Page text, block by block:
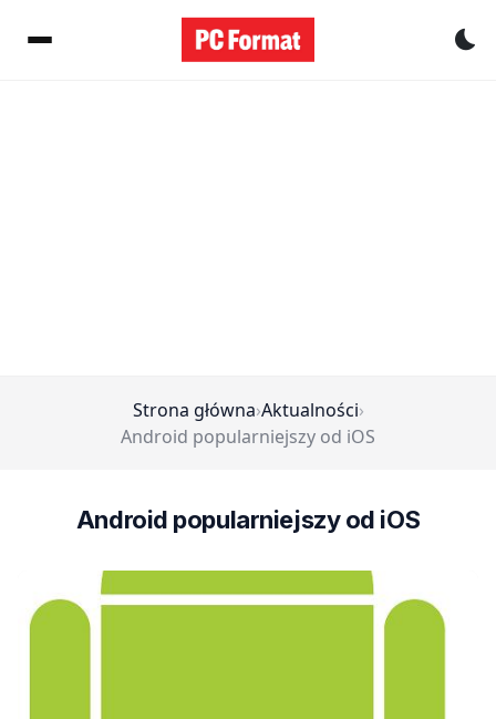
Strona główna›Aktualności›
Android popularniejszy od iOS
Android popularniejszy od iOS